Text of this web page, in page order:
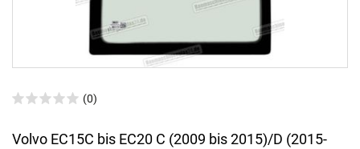
(0)
Volvo EC15C bis EC20 C (2009 bis 2015)/D (2015-